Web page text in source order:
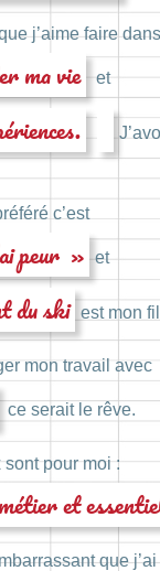
j’aime faire
ma vie et
c’est
peur » et
du ski est mon
mon travail avec
ce serait le rêve.
pour moi :
et
que